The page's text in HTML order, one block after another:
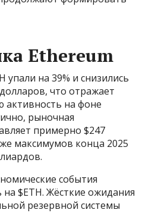
Ethereum
на 39% и снизились
что отражает
активность на фоне
рыночная
примерно $247
максимумов конца 2025
события
$ETH. Жёсткие ожидания
резервной системы